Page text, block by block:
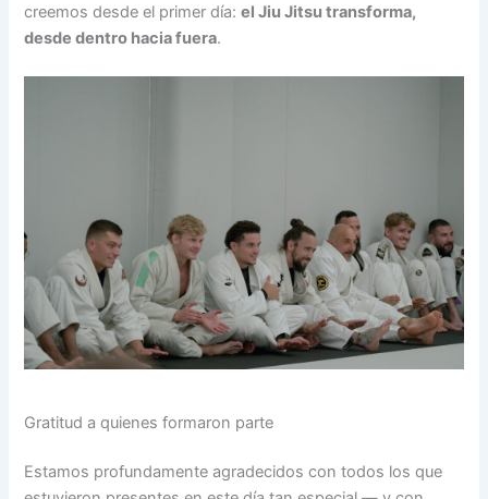
creemos desde el primer día:el Jiu Jitsu transforma,
desde dentro hacia fuera.
Gratitud a quienes formaron parte
Estamos profundamente agradecidos con todos los que